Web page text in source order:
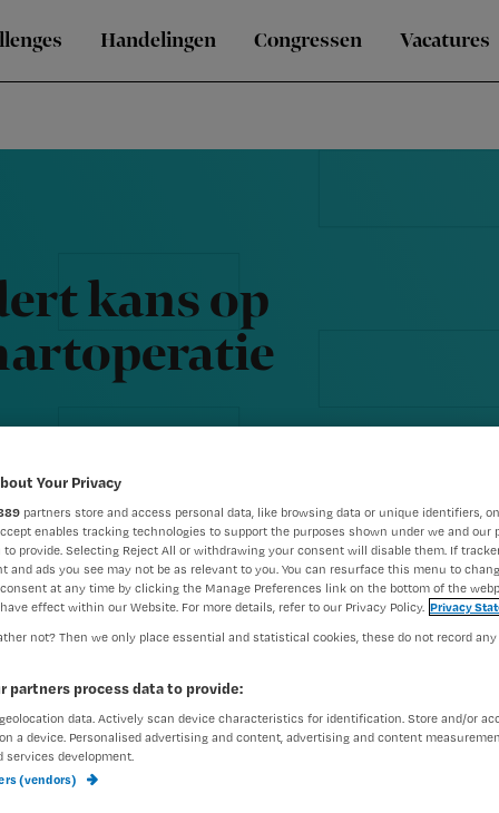
Handelingen Congressen Vacatures
kans op
Door voor een openhartoperatie
mogelijk veel leed beperkt of zelfs
Your Privacy
partners store and access personal data, like browsing data or unique identifiers,
enables tracking technologies to support the purposes shown under we and our
to provide. Selecting Reject All or withdrawing your consent will disable them. If
and ads you see may not be as relevant to you. You can resurface this menu to
at any time by clicking the Manage Preferences link on the bottom of the
effect within our Website. For more details, refer to our Privacy Policy. Privacy
not? Then we only place essential and statistical cookies, these do not record
partners process data to provide:
data. Actively scan device characteristics for identification. Store and/or
a device. Personalised advertising and content, advertising and content
services development.
(vendors)